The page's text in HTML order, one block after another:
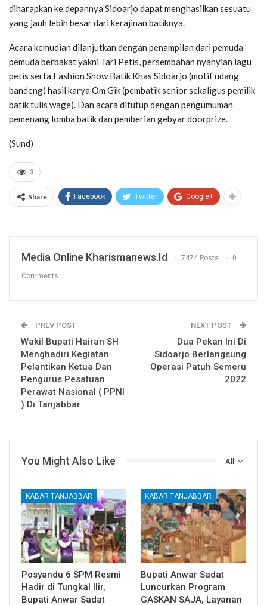
diharapkan ke depannya Sidoarjo dapat menghasilkan sesuatu
yang jauh lebih besar dari kerajinan batiknya.
Acara kemudian dilanjutkan dengan penampilan dari pemuda-
pemuda berbakat yakni Tari Petis, persembahan nyanyian lagu
petis serta Fashion Show Batik Khas Sidoarjo (motif udang
bandeng) hasil karya Om Gik (pembatik senior sekaligus pemilik
batik tulis wage). Dan acara ditutup dengan pengumuman
pemenang lomba batik dan pemberian gebyar doorprize.
(Sund)
1
Share Facebook Twitter Google+
Media Online Kharismanews.id 7474 Posts 0
Comments
PREV POST
Wakil Bupati Hairan SH
Menghadiri Kegiatan
Pelantikan Ketua Dan
Pengurus Pesatuan
Perawat Nasional ( PPNI
) Di Tanjabbar
NEXT POST
Dua Pekan Ini Di
Sidoarjo Berlangsung
Operasi Patuh Semeru
2022
All
You Might Also Like
KABAR TANJABBAR
Posyandu 6 SPM Resmi
Hadir di Tungkal Ilir,
Bupati Anwar Sadat
KABAR TANJABBAR
Bupati Anwar Sadat
Luncurkan Program
GASKAN SAJA, Layanan